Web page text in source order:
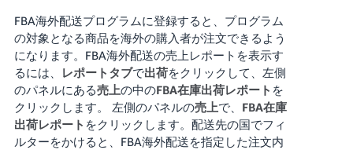
FBA海外配送プログラムに登録すると、プログラム
の対象となる商品を海外の購入者が注文できるよう
になります。 FBA海外配送の売上レポートを表示す
るには、
レポートタブで出荷をクリックして、左側
のパネルにある売上の中のFBA在庫出荷レポート を
クリックします。
左側のパネルの売上で、 FBA在庫
出荷レポート をクリックします。配送先の国でフィ
ルターをかけると、FBA海外配送を指定した注文内